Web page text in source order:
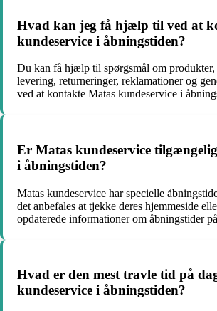
Hvad kan jeg få hjælp til ved at
kundeservice i åbningstiden?
Du kan få hjælp til spørgsmål om produkter,
levering, returneringer, reklamationer og
ved at kontakte Matas kundeservice i
Er Matas kundeservice
i åbningstiden?
Matas kundeservice har specielle
det anbefales at tjekke deres hjemmeside
opdaterede informationer om åbningstider
Hvad er den mest travle tid på
kundeservice i åbningstiden?